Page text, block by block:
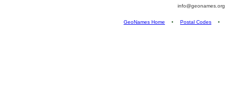
info@geonames.org
GeoNames Home • Postal Codes •